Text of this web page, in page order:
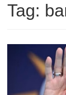
Tag: